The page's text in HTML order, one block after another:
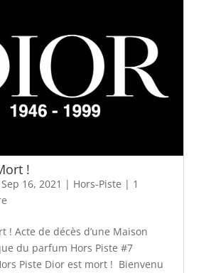
!
Sep 16, 2021 | Hors-Piste | 1
! Acte de décès d’une Maison
du parfum Hors Piste #7
Piste Dior est mort ! Bienvenu